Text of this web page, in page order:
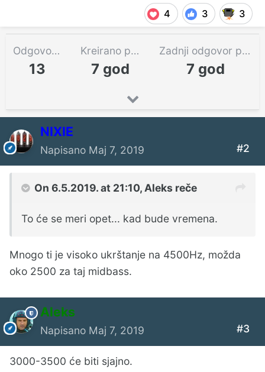
4 3 3
Odgovora
13
Kreirano pre
7 god
Zadnji odgovor pre
7 god
NIXIE
Napisano Maj 7, 2019 #2
On 6.5.2019. at 21:10, Aleks reče
To će se meri opet... kad bude vremena.
Mnogo ti je visoko ukrštanje na 4500Hz, možda
oko 2500 za taj midbass.
Aleks
Napisano Maj 7, 2019 #3
3000-3500 će biti sjajno.